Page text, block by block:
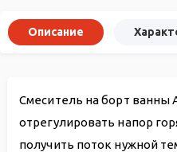
Описание
Смеситель на борт ванны
отрегулировать напор
получить поток нужной